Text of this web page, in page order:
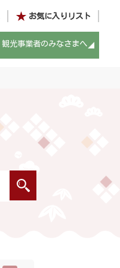
お気に入りリスト
観光事業者のみなさまへ